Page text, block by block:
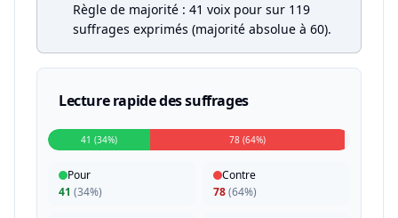
Règle de majorité : 41 voix pour sur 119
suffrages exprimés (majorité absolue à 60).
Lecture rapide des suffrages
41 (34%) 78 (64%)
Pour
41 (34%)
Contre
78(64%)